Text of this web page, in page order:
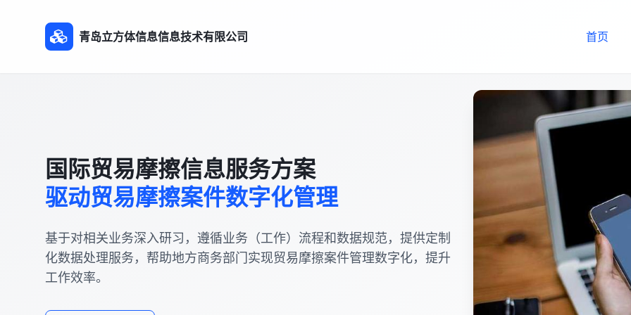
青岛立方体信息信息技术有限公司 首页
国际贸易摩擦信息服务方案
驱动贸易摩擦案件数字化管理
基于对相关业务深入研习，遵循业务（工作）流程和数据规范，提供定制
化数据处理服务，帮助地方商务部门实现贸易摩擦案件管理数字化，提升
工作效率。